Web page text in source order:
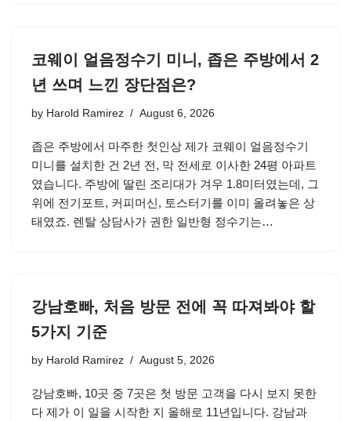
코웨이 얼음정수기 미니, 좁은 주방에서 2
년 쓰며 느낀 장단점은?
by Harold Ramirez August 6, 2026
좁은 주방에서 마주한 첫인상 제가 코웨이 얼음정수기
미니를 설치한 건 2년 전, 막 전세로 이사한 24평 아파트
였습니다. 주방에 딸린 조리대가 겨우 1.8미터였는데, 그
위에 전기포트, 커피머신, 토스터기를 이미 올려놓은 상
태였죠. 렌탈 상담사가 권한 일반형 정수기는…
강남호빠, 처음 방문 전에 꼭 따져봐야 할
5가지 기준
by Harold Ramirez August 5, 2026
강남호빠, 10곳 중 7곳은 첫 방문 고객을 다시 보지 못한
다 제가 이 일을 시작한 지 올해로 11년입니다. 강남과